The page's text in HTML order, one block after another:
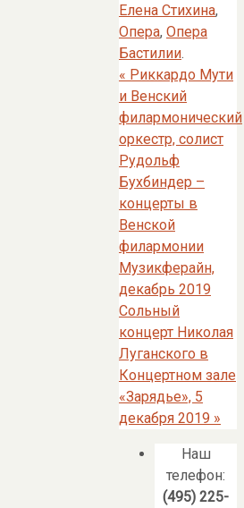
Елена Стихина,
Опера, Опера
Бастилии.
« Риккардо Мути
и Венский
филармонический
оркестр, солист
Рудольф
Бухбиндер –
концерты в
Венской
филармонии
Музикферайн,
декабрь 2019
Сольный
концерт Николая
Луганского в
Концертном зале
«Зарядье», 5
декабря 2019 »
Наш
телефон:
(495) 225-